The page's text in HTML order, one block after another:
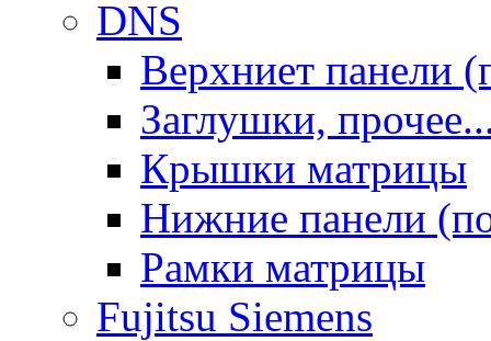
DNS
Верхниет панели
Заглушки,
Крышки матрицы
Нижние панели
Рамки матрицы
Fujitsu Siemens